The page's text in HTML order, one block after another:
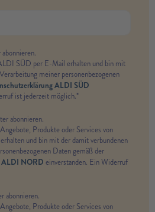
SÜD per E-Mail erhalten und bin mit
meiner personenbezogenen
ALDI SÜD
ist jederzeit möglich.*
abonnieren.
Produkte oder Services von
und bin mit der damit verbundenen
Daten gemäß der
ALDI NORD einverstanden. Ein Widerruf
abonnieren.
Produkte oder Services von